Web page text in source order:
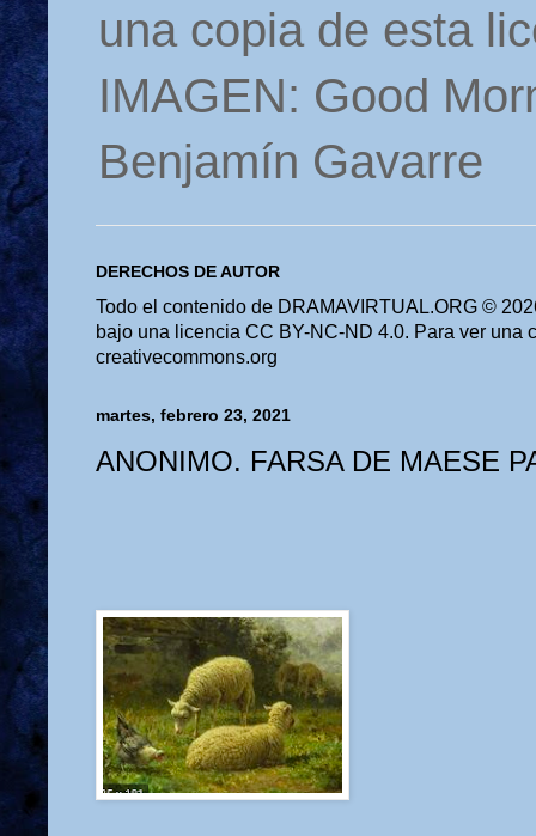
una copia de esta
IMAGEN: Good
Benjamín Gavarre
DERECHOS DE AUTOR
Todo el contenido de DRAMAVIRTUAL.ORG ©
bajo una licencia CC BY-NC-ND 4.0. Para ver una
creativecommons.org
martes, febrero 23, 2021
ANONIMO. FARSA DE MAESE